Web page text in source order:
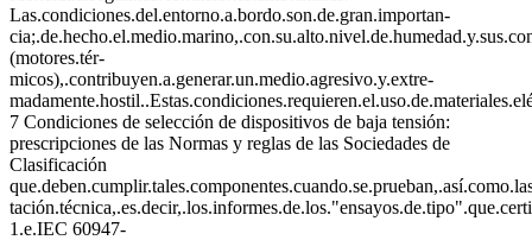
Las.condiciones.del.entorno.a.bordo.son.de.gran.importan-
(motores.tér-
micos),.contribuyen.a.generar.un.medio.agresivo.y.extre-
7 Condiciones de selección de dispositivos de baja tensión:
prescripciones de las Normas y reglas de las Sociedades de
Clasificación
1.e.IEC 60947-